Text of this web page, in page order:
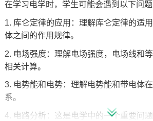
在学习电学时，学生可能会遇到以下问题
1. 库仑定律的应用：理解库仑定律的适
体之间的作用规律。
2. 电场强度：理解电场强度，电场线和
相关计算。
3. 电势能和电势：理解电势能和带电体
系。
4. 电路分析：这是电学中的一个重要问